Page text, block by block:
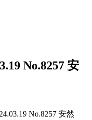
No.8257 安
No.8257 安然